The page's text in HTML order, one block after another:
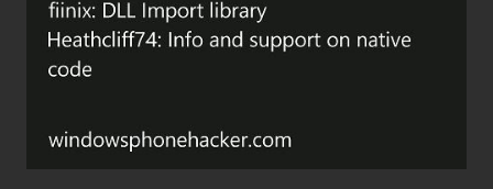
osiągnięcia?". Okazało się, że pomysł chwycił na tyle, iż
powstał... plugin (darmowy) do Visual Studio! Każdy z Was
może go ściągnąć i zainstalować w Visualu. Od tej chwili
w grach, za konkretne czynności odblokowu...